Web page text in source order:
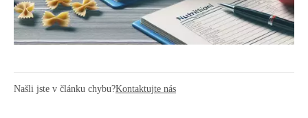
Našli jste v článku chybu?Kontaktujte nás